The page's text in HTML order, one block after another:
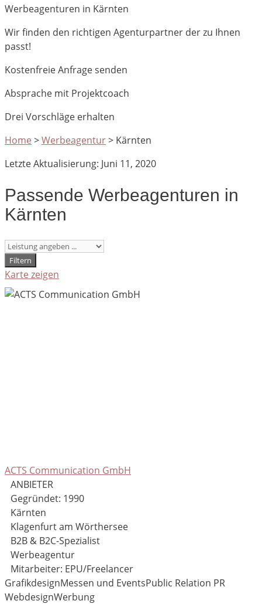
Werbeagenturen in Kärnten
Wir finden den richtigen Agenturpartner der zu Ihnen
passt!
Kostenfreie Anfrage senden
Absprache mit Projektcoach
Drei Vorschläge erhalten
Home >Werbeagentur> Kärnten
Letzte Aktualisierung: Juni 11, 2020
Passende Werbeagenturen in
Kärnten
Filtern
Karte zeigen
ACTS Communication GmbH
ANBIETER
Gegründet: 1990
Kärnten
Klagenfurt am Wörthersee
B2B & B2C-Spezialist
Werbeagentur
Mitarbeiter: EPU/Freelancer
GrafikdesignMessen und EventsPublic Relation PR
WebdesignWerbung